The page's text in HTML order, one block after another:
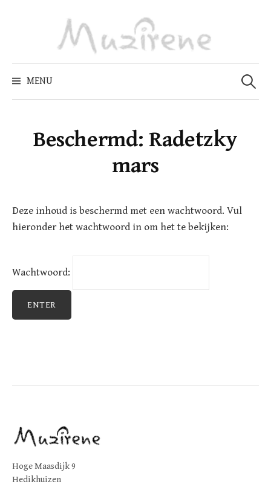
MENU
Zoeken
naar:
Beschermd: Radetzky
mars
Deze inhoud is beschermd met een wachtwoord. Vul
hieronder het wachtwoord in om het te bekijken:
Wachtwoord:
Hoge Maasdijk 9
Hedikhuizen